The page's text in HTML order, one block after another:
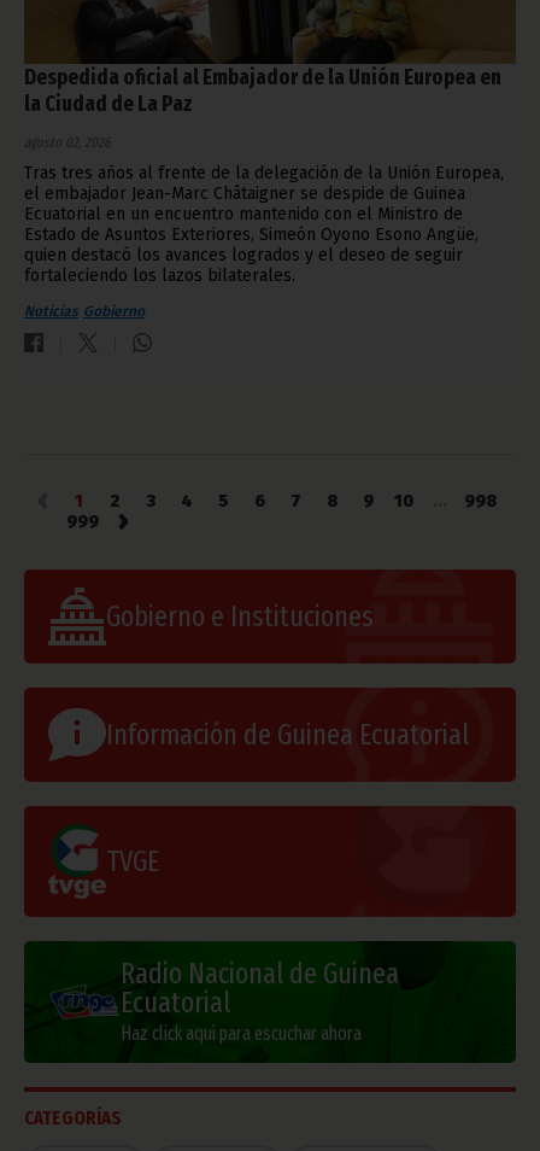
Despedida oficial al Embajador de la Unión Europea en
la Ciudad de La Paz
agosto 02, 2026
Tras tres años al frente de la delegación de la Unión Europea,
el embajador Jean-Marc Châtaigner se despide de Guinea
Ecuatorial en un encuentro mantenido con el Ministro de
Estado de Asuntos Exteriores, Simeón Oyono Esono Angüe,
quien destacó los avances logrados y el deseo de seguir
fortaleciendo los lazos bilaterales.
Noticias Gobierno
1 2 3 4 5 6 7 8 9 10
998
999
›
Gobierno e Instituciones
Información de Guinea Ecuatorial
TVGE
Radio Nacional de Guinea
Ecuatorial
Haz click aquí para escuchar ahora
CATEGORÍAS